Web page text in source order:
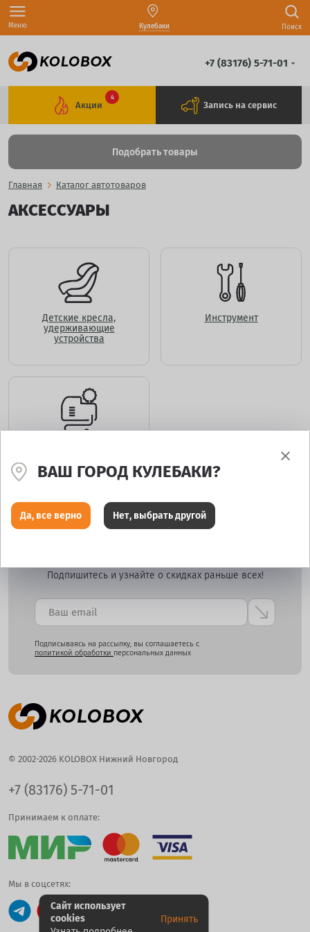
Меню Кулебаки Поиск
+7 (83176) 5-71-01
Акции
4
Запись на сервис
Подобрать товары
Главная Каталог автотоваров
АКСЕССУАРЫ
Детские кресла,
удерживающие
устройства
Инструмент
Подпишитесь и узнайте о скидках раньше всех!
Подписываясь на рассылку, вы соглашаетесь с
политикой обработки персональных данных
© 2002-2026 KOLOBOX Нижний Новгород
+7 (83176) 5-71-01
Принимаем к оплате:
Мы в соцсетях:
ВАШ ГОРОД КУЛЕБАКИ?
Да, все верно Нет, выбрать другой
Сайт использует
cookies
Принять